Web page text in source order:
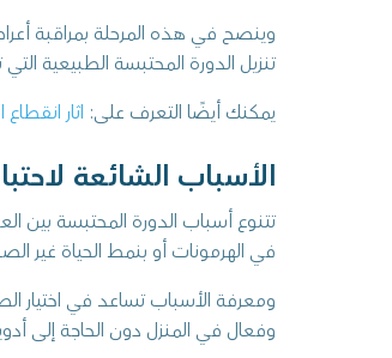
وينصح في هذه المرحلة بمراقبة
تنزيل الدورة المحتبسة الطبيعية
يمكنك أيضًا التعرف على: اثار
الأسباب الشائعة
تتنوع أسباب الدورة المحتبسة بين
في الهرمونات أو بنمط الحياة غير
ومعرفة الأسباب تساعد في اختيار
وفعال في المنزل دون الحاجة إلى